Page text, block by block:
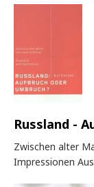
Russland -
Zwischen alter
Impressionen